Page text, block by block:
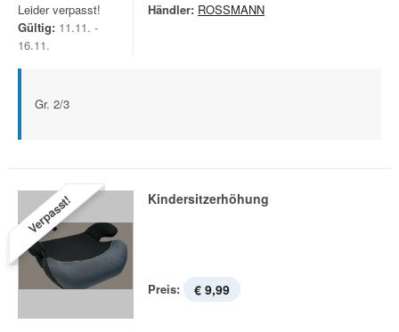
Leider verpasst!
Gültig: 11.11. -
16.11.
Händler: ROSSMANN
Gr. 2/3
Verpasst! Kindersitzerhöhung
Preis: € 9,99